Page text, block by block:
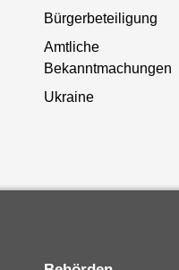
Bürgerbeteiligung
Amtliche
Bekanntmachungen
Ukraine